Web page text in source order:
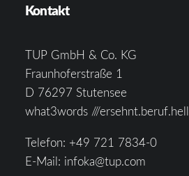
Kontakt
TUP GmbH & Co. KG
Fraunhoferstraße 1
D 76297 Stutensee
what3words ///ersehnt.beruf.hell
Telefon: +49 721 7834-0
E-Mail: infoka@tup.com